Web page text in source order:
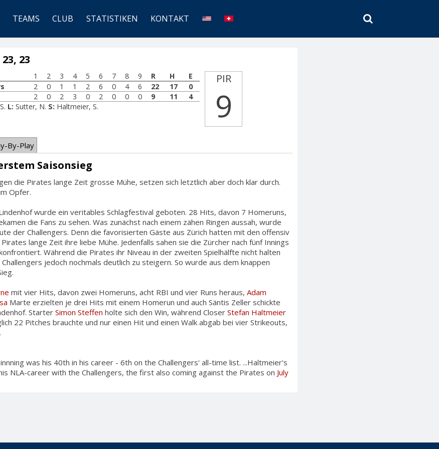
TEAMS CLUB STATISTIKEN KONTAKT
SEARCH
23
1 2 3 4 5 6 7 8 9 R H
E
2 0 1 1 2 6 0 4 6 22 17
0
2 0 2 3 0 2 0 0 0 9 11
4
L: Sutter, N. S: Haltmeier, S.
PIR
9
By-Play
Saisonsieg
die Pirates lange Zeit grosse Mühe, setzen sich letztlich aber doch klar durch.
Opfer.
wurde ein veritables Schlagfestival geboten. 28 Hits, davon 7 Homeruns,
die Fans zu sehen. Was zunächst nach einem zähen Ringen aussah, wurde
der Challengers. Denn die favorisierten Gäste aus Zürich hatten mit den offensiv
lange Zeit ihre liebe Mühe. Jedenfalls sahen sie die Zürcher nach fünf Innings
Während die Pirates ihr Niveau in der zweiten Spielhälfte nicht halten
jedoch nochmals deutlich zu steigern. So wurde aus dem knappen
mit vier Hits, davon zwei Homeruns, acht RBI und vier Runs heraus, Adam
Marte erzielten je drei Hits mit einem Homerun und auch Säntis Zeller schickte
StarterSimon Steffen holte sich den Win, während Closer Stefan Haltmeier
22 Pitches brauchte und nur einen Hit und einen Walk abgab bei vier Strikeouts,
was his 40th in his career - 6th on the Challengers' all-time list. ...Haltmeier's
NLA-career with the Challengers, the first also coming against the Pirates on July